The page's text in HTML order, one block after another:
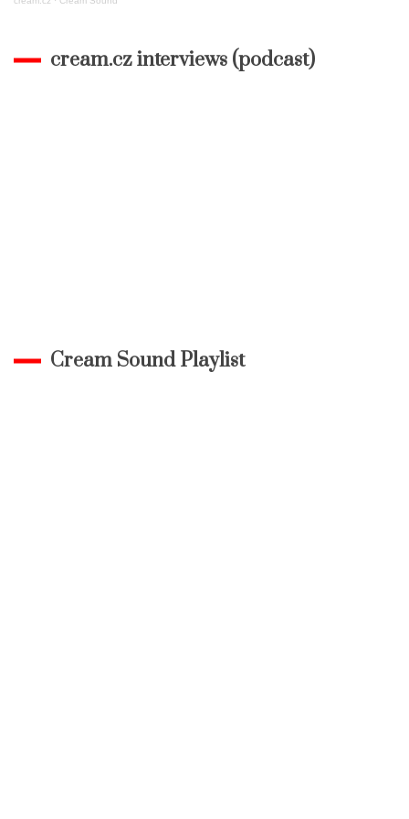
cream.cz interviews (podcast)
Cream Sound Playlist